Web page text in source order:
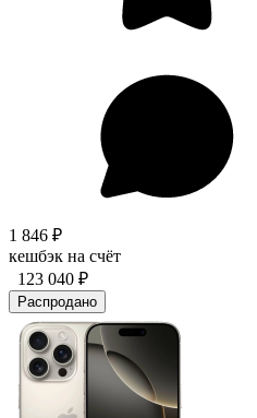
1 846 ₽
кешбэк на счёт
123 040 ₽
Распродано